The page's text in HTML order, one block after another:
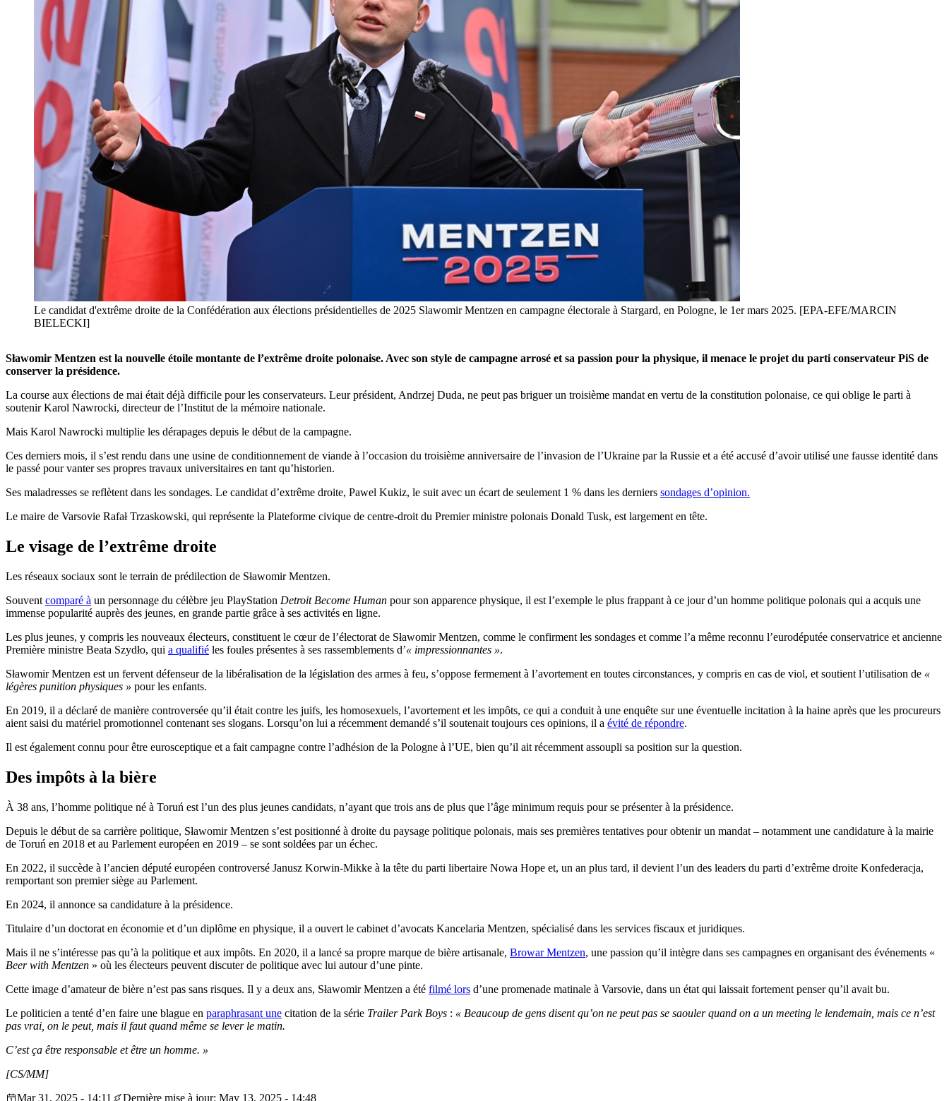
Le candidat d'extrême droite de la Confédération aux élections présidentielles de 2025 Slawomir Mentzen en campagne électorale à Stargard, en Pologne, le 1er mars 2025. [EPA-EFE/MARCIN
BIELECKI]
Sławomir Mentzen est la nouvelle étoile montante de l’extrême droite polonaise. Avec son style de campagne arrosé et sa passion pour la physique, il menace le projet du parti conservateur PiS de
conserver la présidence.
La course aux élections de mai était déjà difficile pour les conservateurs. Leur président, Andrzej Duda, ne peut pas briguer un troisième mandat en vertu de la constitution polonaise, ce qui oblige le parti à
soutenir Karol Nawrocki, directeur de l’Institut de la mémoire nationale.
Mais Karol Nawrocki multiplie les dérapages depuis le début de la campagne.
Ces derniers mois, il s’est rendu dans une usine de conditionnement de viande à l’occasion du troisième anniversaire de l’invasion de l’Ukraine par la Russie et a été accusé d’avoir utilisé une fausse identité dans
le passé pour vanter ses propres travaux universitaires en tant qu’historien.
Ses maladresses se reflètent dans les sondages. Le candidat d’extrême droite, Pawel Kukiz, le suit avec un écart de seulement 1 % dans les derniers sondages d’opinion.
Le maire de Varsovie Rafał Trzaskowski, qui représente la Plateforme civique de centre-droit du Premier ministre polonais Donald Tusk, est largement en tête.
Le visage de l’extrême droite
Les réseaux sociaux sont le terrain de prédilection de Sławomir Mentzen.
Souvent comparé à un personnage du célèbre jeu PlayStation Detroit Become Human pour son apparence physique, il est l’exemple le plus frappant à ce jour d’un homme politique polonais qui a acquis une
immense popularité auprès des jeunes, en grande partie grâce à ses activités en ligne.
Les plus jeunes, y compris les nouveaux électeurs, constituent le cœur de l’électorat de Sławomir Mentzen, comme le confirment les sondages et comme l’a même reconnu l’eurodéputée conservatrice et ancienne
Première ministre Beata Szydło, qui a qualifié les foules présentes à ses rassemblements d’« impressionnantes ».
Sławomir Mentzen est un fervent défenseur de la libéralisation de la législation des armes à feu, s’oppose fermement à l’avortement en toutes circonstances, y compris en cas de viol, et soutient l’utilisation de «
légères punition physiques » pour les enfants.
En 2019, il a déclaré de manière controversée qu’il était contre les juifs, les homosexuels, l’avortement et les impôts, ce qui a conduit à une enquête sur une éventuelle incitation à la haine après que les procureurs
aient saisi du matériel promotionnel contenant ses slogans. Lorsqu’on lui a récemment demandé s’il soutenait toujours ces opinions, il a évité de répondre.
Il est également connu pour être eurosceptique et a fait campagne contre l’adhésion de la Pologne à l’UE, bien qu’il ait récemment assoupli sa position sur la question.
Des impôts à la bière
À 38 ans, l’homme politique né à Toruń est l’un des plus jeunes candidats, n’ayant que trois ans de plus que l’âge minimum requis pour se présenter à la présidence.
Depuis le début de sa carrière politique, Sławomir Mentzen s’est positionné à droite du paysage politique polonais, mais ses premières tentatives pour obtenir un mandat – notamment une candidature à la mairie
de Toruń en 2018 et au Parlement européen en 2019 – se sont soldées par un échec.
En 2022, il succède à l’ancien député européen controversé Janusz Korwin-Mikke à la tête du parti libertaire Nowa Hope et, un an plus tard, il devient l’un des leaders du parti d’extrême droite Konfederacja,
remportant son premier siège au Parlement.
En 2024, il annonce sa candidature à la présidence.
Titulaire d’un doctorat en économie et d’un diplôme en physique, il a ouvert le cabinet d’avocats Kancelaria Mentzen, spécialisé dans les services fiscaux et juridiques.
Mais il ne s’intéresse pas qu’à la politique et aux impôts. En 2020, il a lancé sa propre marque de bière artisanale, Browar Mentzen, une passion qu’il intègre dans ses campagnes en organisant des événements «
Beer with Mentzen » où les électeurs peuvent discuter de politique avec lui autour d’une pinte.
Cette image d’amateur de bière n’est pas sans risques. Il y a deux ans, Sławomir Mentzen a été filmé lors d’une promenade matinale à Varsovie, dans un état qui laissait fortement penser qu’il avait bu.
Le politicien a tenté d’en faire une blague en paraphrasant une citation de la série Trailer Park Boys : « Beaucoup de gens disent qu’on ne peut pas se saouler quand on a un meeting le lendemain, mais ce n’est
pas vrai, on le peut, mais il faut quand même se lever le matin.
C’est ça être responsable et être un homme. »
[CS/MM]
Mar 31, 2025 - 14:11
Dernière mise à jour: May 13, 2025 - 14:48